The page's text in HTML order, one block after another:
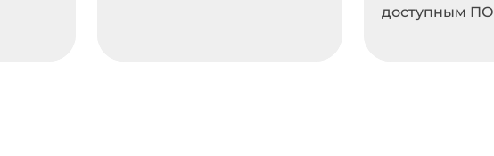
доступным ПО